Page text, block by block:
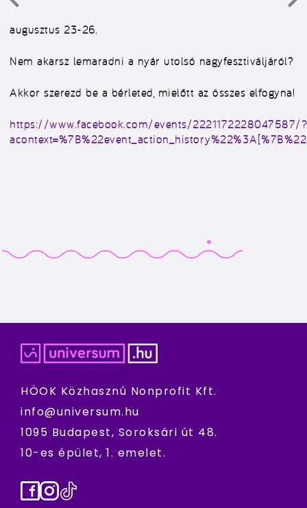
augusztus 23-26.
Nem akarsz lemaradni a nyár utolsó nagyfesztiváljáról?
Akkor szerezd be a bérleted, mielőtt az összes elfogyna!
https://www.facebook.com/events/2221172228047587/?
HÖOK Közhasznú Nonprofit Kft.
info@universum.hu
1095 Budapest, Soroksári út 48.
10-es épület, 1. emelet.
Facebook
Instagram
TikTok